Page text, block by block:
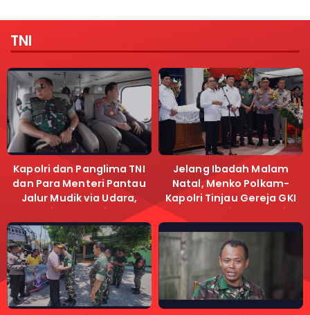
TNI
Kapolri dan Panglima TNI
dan Para Menteri Pantau
Jalur Mudik via Udara,
Pastikan Lalu Lintas
Lancar
Jelang Ibadah Malam
Natal, Menko Polkam-
Kapolri Tinjau Gereja GKI
Samanhudi dan Gereja
Immanuel